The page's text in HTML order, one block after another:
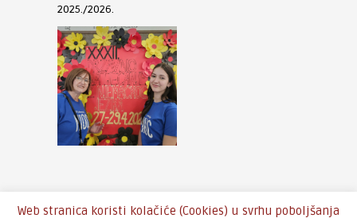
2025./2026.
Web stranica koristi kolačiće (Cookies) u svrhu poboljšanja